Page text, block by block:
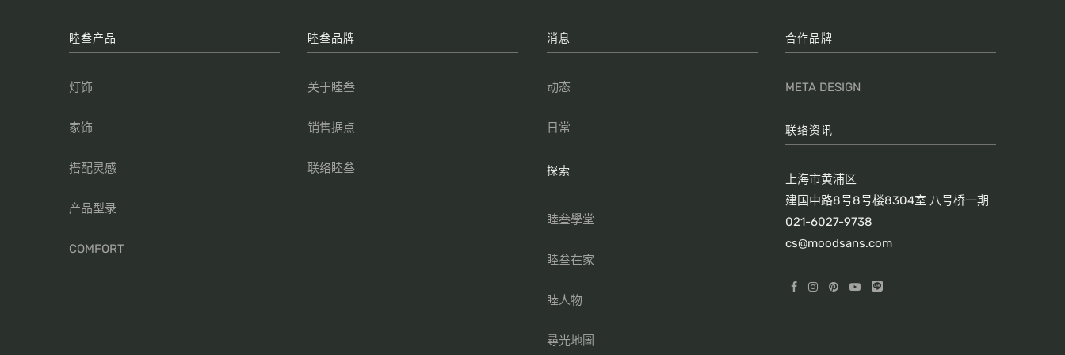
睦叁产品
灯饰
家饰
搭配灵感
产品型录
COMFORT
睦叁品牌
关于睦叁
销售据点
联络睦叁
消息
动态
日常
探索
睦叁學堂
睦叁在家
睦人物
尋光地圖
合作品牌
META DESIGN
联络资讯
上海市黄浦区
建国中路8号8号楼8304室 八号桥一期
021-6027-9738
cs@moodsans.com